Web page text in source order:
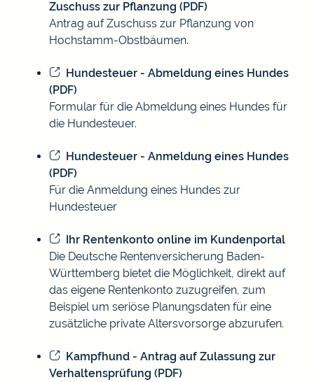
Zuschuss zur Pflanzung (PDF)
Antrag auf Zuschuss zur Pflanzung von
Hochstamm-Obstbäumen.
Hundesteuer - Abmeldung eines Hundes
(PDF)
Formular für die Abmeldung eines Hundes für
die Hundesteuer.
Hundesteuer - Anmeldung eines Hundes
(PDF)
Für die Anmeldung eines Hundes zur
Hundesteuer
Ihr Rentenkonto online im Kundenportal
Die Deutsche Rentenversicherung Baden-
Württemberg bietet die Möglichkeit, direkt auf
das eigene Rentenkonto zuzugreifen, zum
Beispiel um seriöse Planungsdaten für eine
zusätzliche private Altersvorsorge abzurufen.
Kampfhund - Antrag auf Zulassung zur
Verhaltensprüfung (PDF)